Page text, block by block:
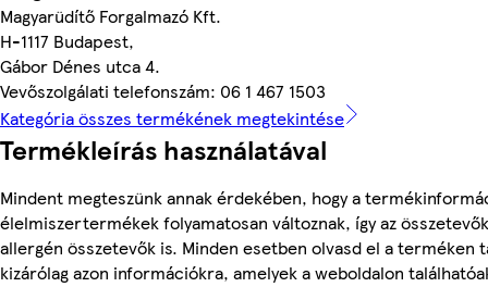
Magyarüdítő Forgalmazó Kft.
H-1117 Budapest,
Gábor Dénes utca 4.
Vevőszolgálati telefonszám: 06 1 467 1503
Kategória összes termékének megtekintése
Termékleírás használatával
Mindent megteszünk annak érdekében, hogy a
élelmiszertermékek folyamatosan változnak, így az
allergén összetevők is. Minden esetben olvasd el a terméken
kizárólag azon információkra, amelyek a weboldalon